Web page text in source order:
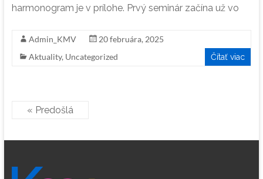
harmonogram je v prílohe. Prvý seminár začína už vo
Admin_KMV
20 februára, 2025
Aktuality, Uncategorized Čítať viac
« Predošlá